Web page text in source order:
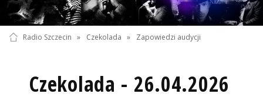
Radio Szczecin » Czekolada » Zapowiedzi audycji
Czekolada - 26.04.2026